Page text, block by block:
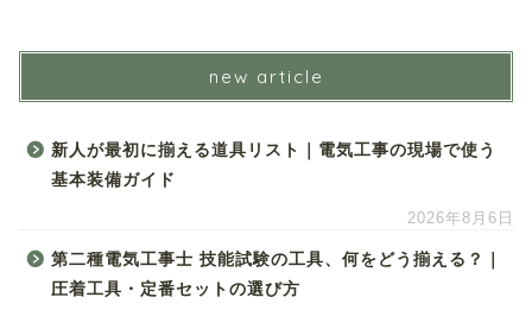
new article
新人が最初に揃える道具リスト｜電気工事の現場で使う
基本装備ガイド
2026年8月6日
第二種電気工事士 技能試験の工具、何をどう揃える？｜
圧着工具・定番セットの選び方